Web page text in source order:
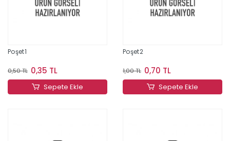
Poşet1
0,50 TL 0,35 TL
Sepete Ekle
Poşet2
1,00 TL 0,70 TL
Sepete Ekle